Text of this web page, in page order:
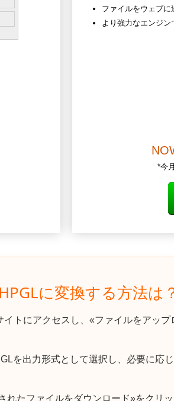
ファイルをウェブに
より強力なエンジン
*今
に変換する方法は
イトにアクセスし、«ファイルをアップ
を出力形式として選択し、必要に応
れたファイルをダウンロード»をクリ